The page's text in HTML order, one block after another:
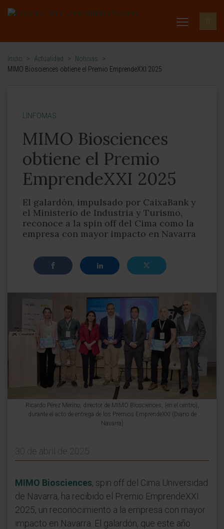
Inicio > Actualidad > Noticias
>
MIMO Biosciences obtiene el Premio EmprendeXXI 2025
LINFOMAS
MIMO Biosciences
obtiene el Premio
EmprendeXXI 2025
El galardón, impulsado por CaixaBank y
el Ministerio de Industria y Turismo,
reconoce a la spin off del Cima como la
empresa con mayor impacto en Navarra
Ricardo Pérez Merino, director de MIMO Biosciences, (en el centro),
durante el acto de entrega de los Premios EmprendeXXI (Diario de
Navarra)
30 de abril de 2025
MIMO Biosciences, spin off del Cima Universidad
de Navarra, ha recibido el Premio EmprendeXXI
2025, un reconocimiento a la empresa con mayor
impacto en Navarra. El galardón, que este año